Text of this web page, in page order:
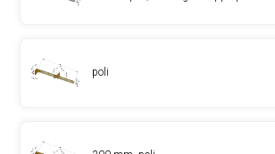
poli